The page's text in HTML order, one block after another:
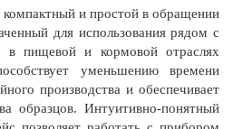
и простой в обращении
для использования рядом с
в пищевой и кормовой отраслях
уменьшению времени
производства и обеспечивает
образцов. Интуитивно-понятный